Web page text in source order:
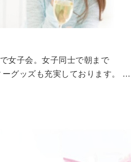
女子会。女子同士で朝まで
グッズも充実しております。 ぜ